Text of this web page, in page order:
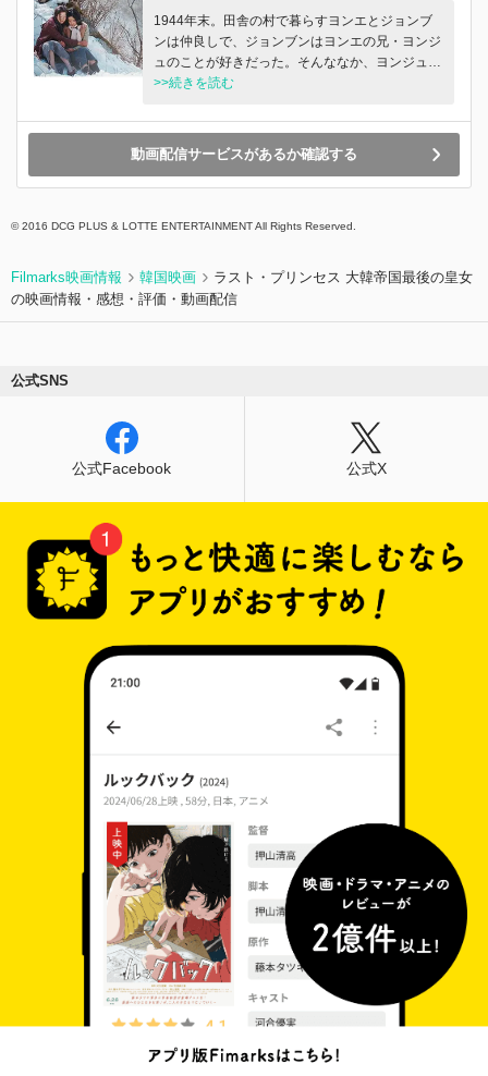
1944年末。田舎の村で暮らすヨンエとジョンブ
ンは仲良しで、ジョンブンはヨンエの兄・ヨンジ
ュのことが好きだった。そんななか、ヨンジュは
徴集され村を離れることに。ヨンエは日本に留学
に行くと言い出すが…。
>>続きを読む
動画配信サービスがあるか確認する
© 2016 DCG PLUS & LOTTE ENTERTAINMENT All Rights Reserved.
Filmarks映画情報 韓国映画
ラスト・プリンセス 大韓帝国最後の皇女
の映画情報・感想・評価・動画配信
公式SNS
公式Facebook 公式X